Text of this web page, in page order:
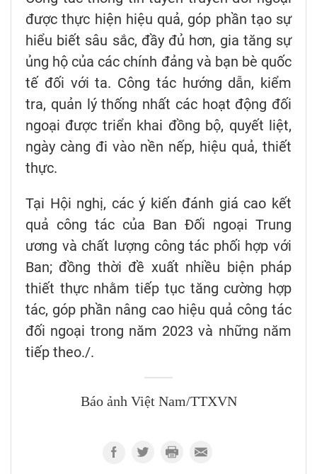
được thực hiện hiệu quả, góp phần tạo sự
hiểu biết sâu sắc, đầy đủ hơn, gia tăng sự
ủng hộ của các chính đảng và bạn bè quốc
tế đối với ta. Công tác hướng dẫn, kiểm
tra, quản lý thống nhất các hoạt động đối
ngoại được triển khai đồng bộ, quyết liệt,
ngày càng đi vào nền nếp, hiệu quả, thiết
thực.
Tại Hội nghị, các ý kiến đánh giá cao kết
quả công tác của Ban Đối ngoại Trung
ương và chất lượng công tác phối hợp với
Ban; đồng thời đề xuất nhiều biện pháp
thiết thực nhằm tiếp tục tăng cường hợp
tác, góp phần nâng cao hiệu quả công tác
đối ngoại trong năm 2023 và những năm
tiếp theo./.
Báo ảnh Việt Nam/TTXVN